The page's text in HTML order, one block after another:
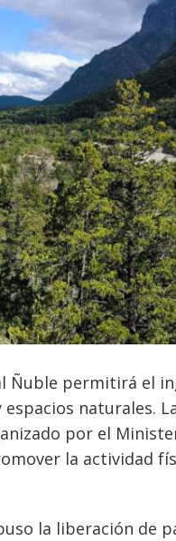
Ñuble permitirá el
naturales.
por el
la actividad
la liberación de